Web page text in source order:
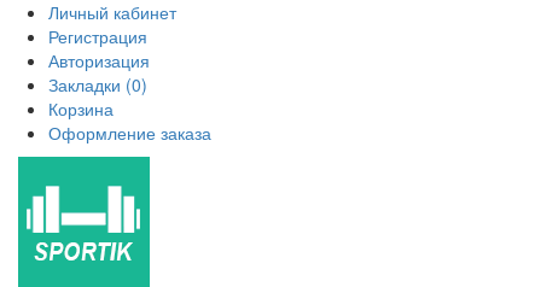
Личный кабинет
Регистрация
Авторизация
Закладки (0)
Корзина
Оформление заказа